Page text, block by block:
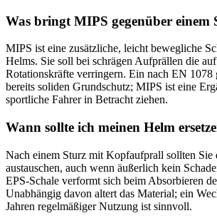
Was bringt MIPS gegenüber einem
MIPS ist eine zusätzliche, leicht bewegliche
Helms. Sie soll bei schrägen Aufprällen die
Rotationskräfte verringern. Ein nach EN 1078
bereits soliden Grundschutz; MIPS ist eine
sportliche Fahrer in Betracht ziehen.
Wann sollte ich meinen Helm
Nach einem Sturz mit Kopfaufprall sollten Sie
austauschen, auch wenn äußerlich kein
EPS-Schale verformt sich beim Absorbieren
Unabhängig davon altert das Material; ein
Jahren regelmäßiger Nutzung ist sinnvoll.